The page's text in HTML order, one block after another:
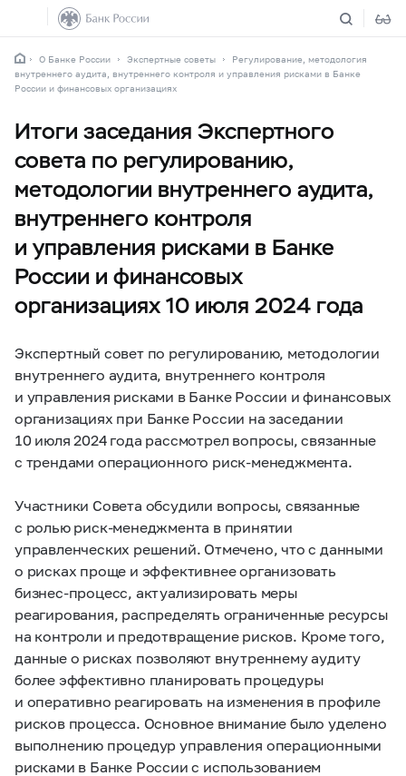
О Банке России Экспертные советы
Регулирование, методология
внутреннего аудита, внутреннего контроля и управления рисками в Банке
России и финансовых организациях
Итоги заседания Экспертного
совета по регулированию,
методологии внутреннего аудита,
внутреннего контроля
и управления рисками в Банке
России и финансовых
организациях 10 июля 2024 года
Экспертный совет по регулированию, методологии
внутреннего аудита, внутреннего контроля
и управления рисками в Банке России и финансовых
организациях при Банке России на заседании
10 июля 2024 года рассмотрел вопросы, связанные
с трендами операционного риск-менеджмента.
Участники Совета обсудили вопросы, связанные
с ролью риск-менеджмента в принятии
управленческих решений. Отмечено, что с данными
о рисках проще и эффективнее организовать
бизнес-процесс, актуализировать меры
реагирования, распределять ограниченные ресурсы
на контроли и предотвращение рисков. Кроме того,
данные о рисках позволяют внутреннему аудиту
более эффективно планировать процедуры
и оперативно реагировать на изменения в профиле
рисков процесса. Основное внимание было уделено
выполнению процедур управления операционными
рисками в Банке России с использованием